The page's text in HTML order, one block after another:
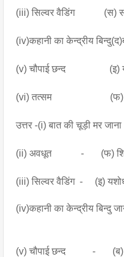
(iii) सिल्वर वैडिंग
(iv)कहानी का केन्द्रीय
(v) चौपाई छन्द
(vi) तत्सम
उत्तर -(i) बात की चूड़ी मर जाना
(ii) अवधूत            -       (फ)
(iii) सिल्वर वैडिंग  -     (इ)
(iv)कहानी का केन्द्रीय बिन्दु
(v) चौपाई छन्द           -